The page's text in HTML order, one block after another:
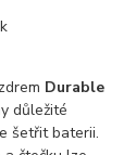
Durable
důležité
šetřit baterii.